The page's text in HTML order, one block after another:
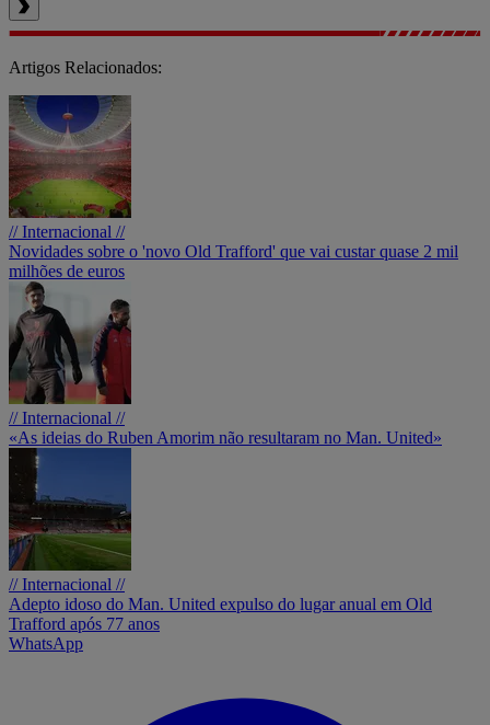
Artigos Relacionados:
// Internacional //
Novidades sobre o 'novo Old Trafford' que vai custar quase 2 mil
milhões de euros
// Internacional //
«As ideias do Ruben Amorim não resultaram no Man. United»
// Internacional //
Adepto idoso do Man. United expulso do lugar anual em Old
Trafford após 77 anos
WhatsApp